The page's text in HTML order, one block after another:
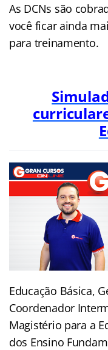
As DCNs são
você ficar ainda
para treinamento.
Educação Básica,
Coordenador
Magistério para a
dos Ensino